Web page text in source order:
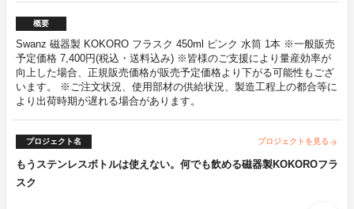
概要
Swanz 磁器製 KOKORO フラスク 450ml ピンク 水筒 1本 ※一般販売
予定価格 7,400円(税込・送料込み) ※皆様のご支援により量産効率が
向上した場合、正規販売価格が販売予定価格より下がる可能性もござ
います。 ※ご注文状況、使用部材の供給状況、製造工程上の都合等に
より出荷時期が遅れる場合があります。
プロジェクト名 プロジェクトを見る arrow_forward
もうステンレスボトルは使えない。何でも飲める磁器製KOKOROフラ
スク